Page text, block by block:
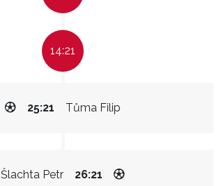
14:21
Tůma Filip
25:21
Šlachta Petr 26:21